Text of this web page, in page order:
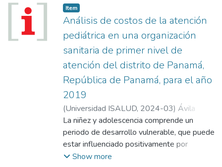
los gastos de los tratamientos.
provincia de Mendoza. Los objetivos
planteados en el trabajo buscaron
caracterizar las áreas críticas de gestión de
la clínica, identificar los procesos operativos
y los indicadores para las áreas de gestión
de la clínica y finalmente analizar los
resultados de la implementación del
Tablero de Control Operativo y sus
indicadores de gestión. La metodología que
se utilizó se basó en el establecimiento de
indicadores y la recolección de la
información en dos momentos: un momento
“cero” en el cual, a partir del establecimiento
de indicadores, se analizaron los datos
Item
Análisis de costos de la atención
pediátrica en una organización
sanitaria de primer nivel de
atención del distrito de Panamá,
República de Panamá, para el año
2019
(Universidad ISALUD, 2024-03) Ávila
Vasquez, Liliam
La niñez y adolescencia comprende un
periodo de desarrollo vulnerable, que puede
estar influenciado positivamente por
factores protectores abordados desde el
Show more